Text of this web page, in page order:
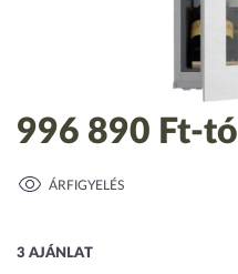
996 890 Ft-tól
ÁRFIGYELÉS
3 AJÁNLAT